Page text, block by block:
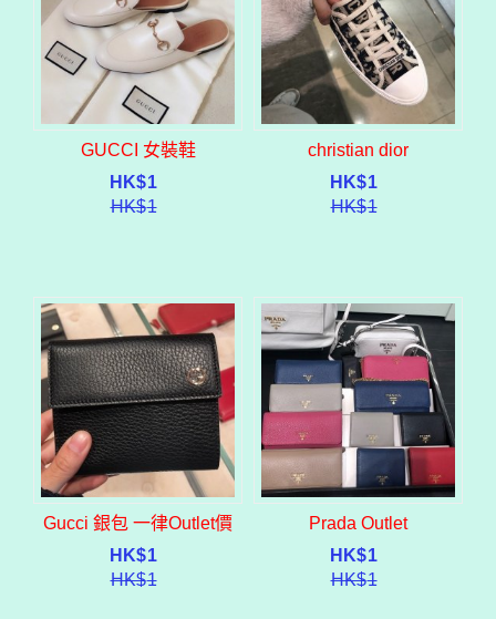
GUCCI 女裝鞋
HK$1
HK$1
christian dior
HK$1
HK$1
Gucci 銀包 一律Outlet價
HK$1
HK$1
Prada Outlet
HK$1
HK$1